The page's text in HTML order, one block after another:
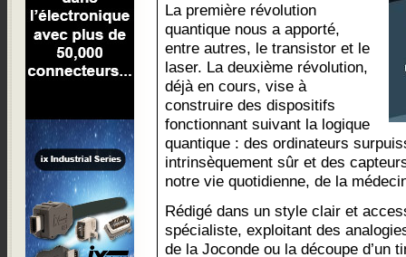
La première révolution
quantique nous a apporté,
entre autres, le transistor et le
laser. La deuxième révolution,
déjà en cours, vise à
construire des dispositifs
fonctionnant suivant la logique
quantique : des ordinateurs
intrinsèquement sûr et des
notre vie quotidienne, de la
Rédigé dans un style clair et
spécialiste, exploitant des
de la Joconde ou la découpe d’un